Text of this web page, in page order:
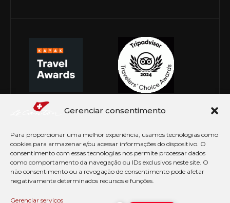
Gerenciar consentimento
Para proporcionar uma melhor experiência, usamos tecnologias como
cookies para armazenar e/ou acessar informações do dispositivo. O
consentimento com essas tecnologias nos permite processar dados
como comportamento da navegação ou IDs exclusivos neste site. O
não consentimento ou a revogação do consentimento pode afetar
negativamente determinados recursos e funções.
Gerenciar serviços
© Copyright 2026 Le Canton. Todos os direitos